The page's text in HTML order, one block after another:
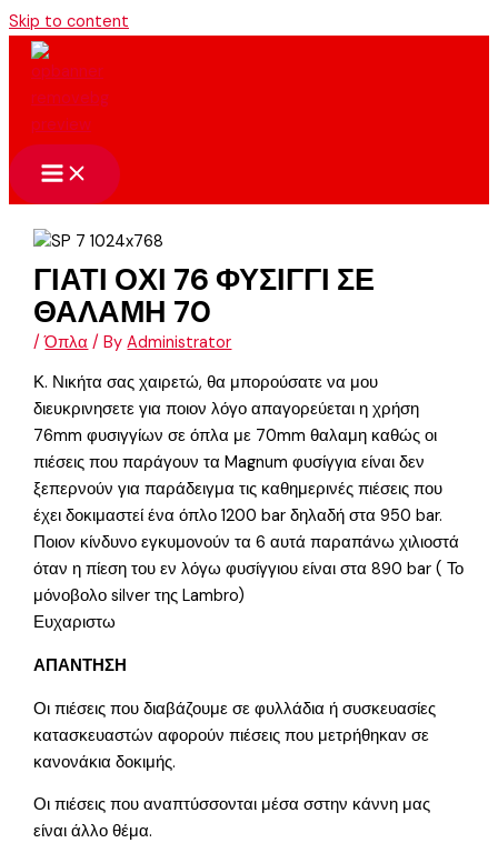
Skip to content
ΓΙΑΤΙ ΟΧΙ 76 ΦΥΣΙΓΓΙ ΣΕ
ΘΑΛΑΜΗ 70
/Όπλα / ByAdministrator
Κ. Νικήτα σας χαιρετώ, θα μπορούσατε να μου
διευκρινησετε για ποιον λόγο απαγορεύεται η χρήση
76mm φυσιγγίων σε όπλα με 70mm θαλαμη καθώς οι
πιέσεις που παράγουν τα Magnum φυσίγγια είναι δεν
ξεπερνούν για παράδειγμα τις καθημερινές πιέσεις που
έχει δοκιμαστεί ένα όπλο 1200 bar δηλαδή στα 950 bar.
Ποιον κίνδυνο εγκυμονούν τα 6 αυτά παραπάνω χιλιοστά
όταν η πίεση του εν λόγω φυσίγγιου είναι στα 890 bar ( Το
μόνοβολο silver της Lambro)
Ευχαριστω
ΑΠΑΝΤΗΣΗ
Οι πιέσεις που διαβάζουμε σε φυλλάδια ή συσκευασίες
κατασκευαστών αφορούν πιέσεις που μετρήθηκαν σε
κανονάκια δοκιμής.
Οι πιέσεις που αναπτύσσονται μέσα σστην κάννη μας
είναι άλλο θέμα.